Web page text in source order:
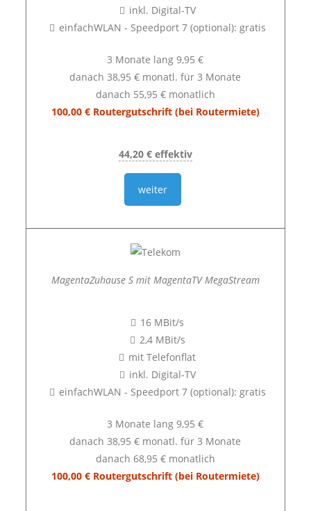
inkl. Digital-TV
einfachWLAN - Speedport 7 (optional): gratis
3 Monate lang 9,95 €
danach 38,95 € monatl. für 3 Monate
danach 55,95 € monatlich
100,00 € Routergutschrift (bei Routermiete)
44,20 € effektiv
weiter
MagentaZuhause S mit MagentaTV MegaStream
16 MBit/s
2,4 MBit/s
mit Telefonflat
inkl. Digital-TV
einfachWLAN - Speedport 7 (optional): gratis
3 Monate lang 9,95 €
danach 38,95 € monatl. für 3 Monate
danach 68,95 € monatlich
100,00 € Routergutschrift (bei Routermiete)